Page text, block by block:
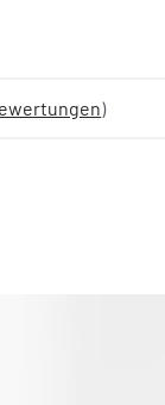
)